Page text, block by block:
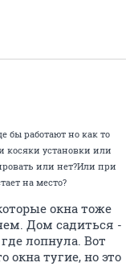
бы работают но как то
косяки установки или
или нет?Или при
на место?
окна тоже
Дом садиться -
лопнула. Вот
окна тугие, но это